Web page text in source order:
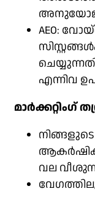
AEO:
എന്നിവ
മാർക്കറ്റിംഗ്
വല